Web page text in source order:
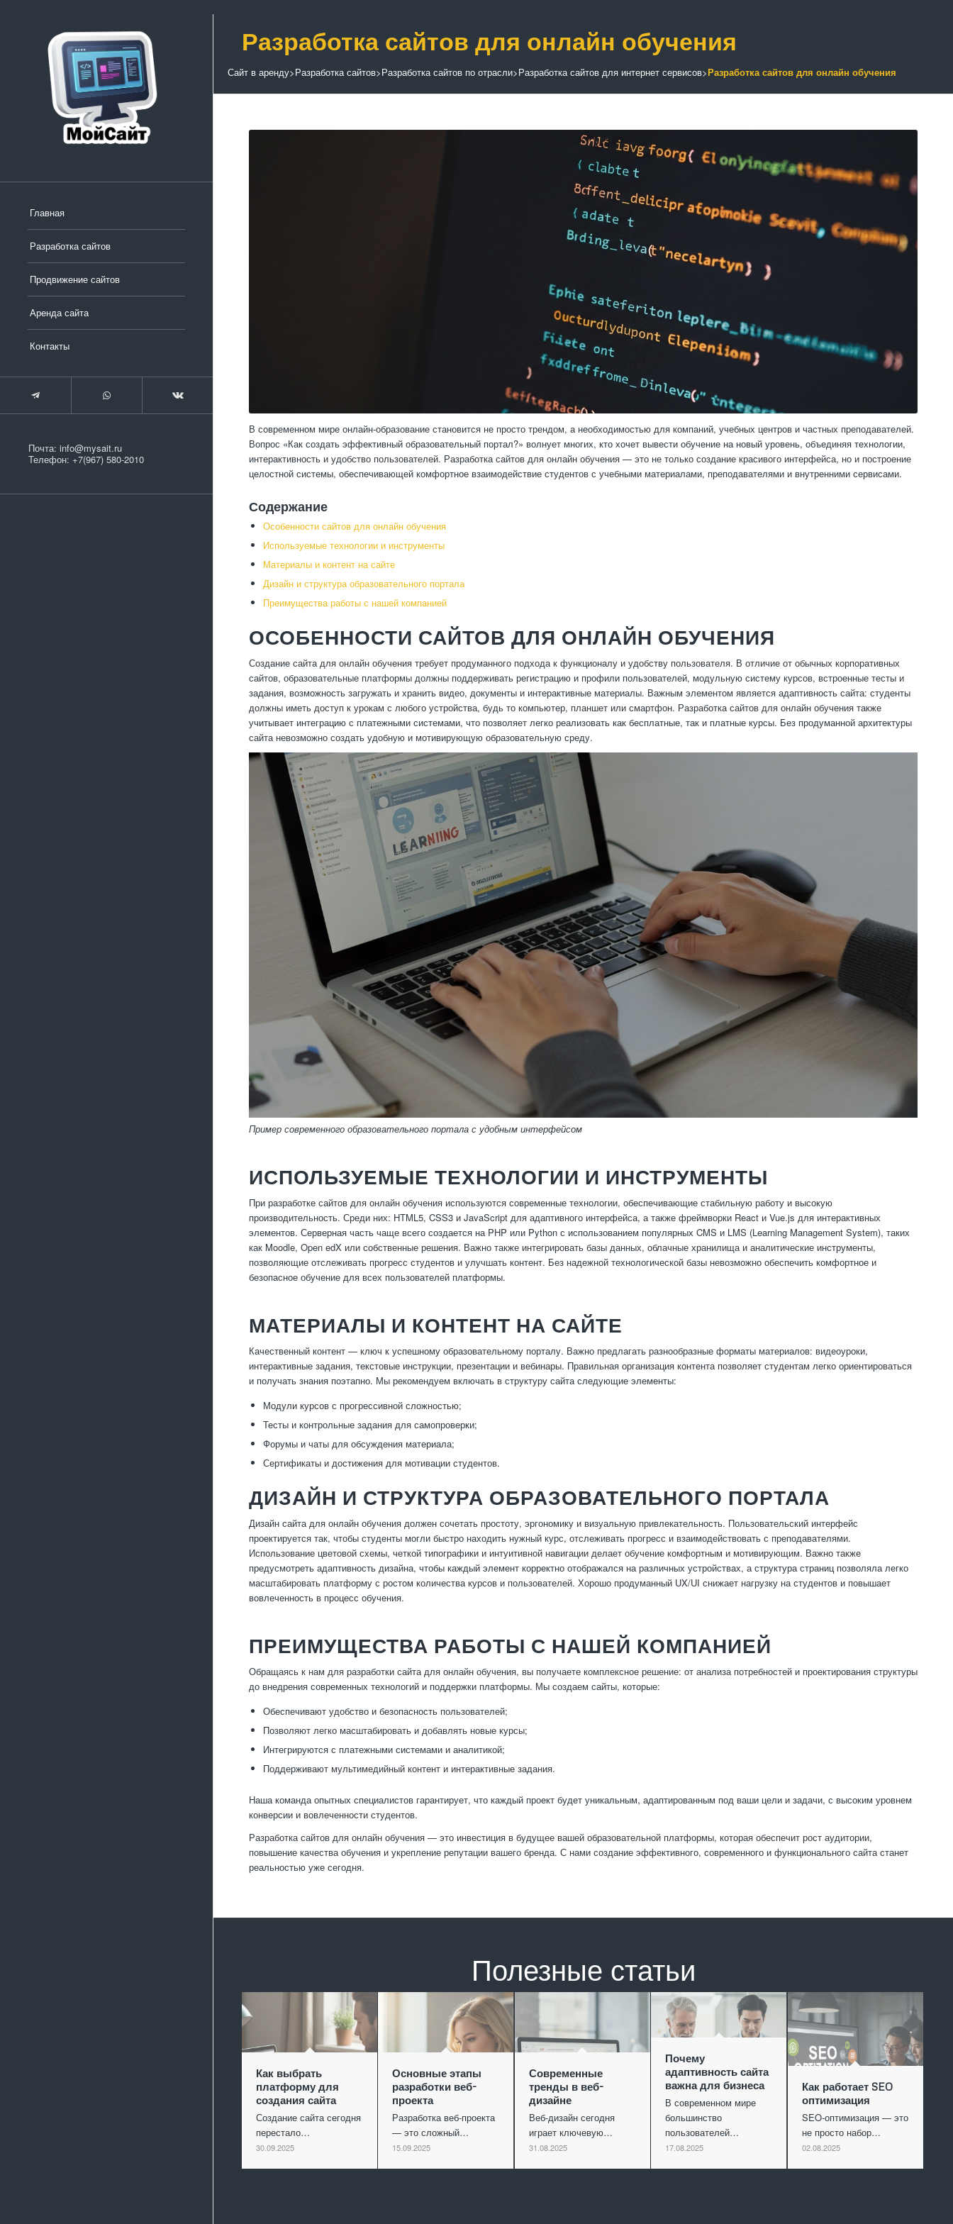
Главная
Разработка сайтов
Продвижение сайтов
Аренда сайта
Контакты
Почта: info@mysait.ru
Телефон: +7(967) 580-2010
Разработка сайтов для онлайн обучения
Сайт в аренду>Разработка сайтов>Разработка сайтов по отрасли>Разработка сайтов для интернет сервисов>Разработка сайтов для онлайн обучения
В современном мире онлайн-образование становится не просто трендом, а необходимостью для компаний, учебных центров и частных преподавателей.
Вопрос «Как создать эффективный образовательный портал?» волнует многих, кто хочет вывести обучение на новый уровень, объединяя технологии,
интерактивность и удобство пользователей. Разработка сайтов для онлайн обучения — это не только создание красивого интерфейса, но и построение
целостной системы, обеспечивающей комфортное взаимодействие студентов с учебными материалами, преподавателями и внутренними сервисами.
Содержание
Особенности сайтов для онлайн обучения
Используемые технологии и инструменты
Материалы и контент на сайте
Дизайн и структура образовательного портала
Преимущества работы с нашей компанией
ОСОБЕННОСТИ САЙТОВ ДЛЯ ОНЛАЙН ОБУЧЕНИЯ
Создание сайта для онлайн обучения требует продуманного подхода к функционалу и удобству пользователя. В отличие от обычных корпоративных
сайтов, образовательные платформы должны поддерживать регистрацию и профили пользователей, модульную систему курсов, встроенные тесты и
задания, возможность загружать и хранить видео, документы и интерактивные материалы. Важным элементом является адаптивность сайта: студенты
должны иметь доступ к урокам с любого устройства, будь то компьютер, планшет или смартфон. Разработка сайтов для онлайн обучения также
учитывает интеграцию с платежными системами, что позволяет легко реализовать как бесплатные, так и платные курсы. Без продуманной архитектуры
сайта невозможно создать удобную и мотивирующую образовательную среду.
Пример современного образовательного портала с удобным интерфейсом
ИСПОЛЬЗУЕМЫЕ ТЕХНОЛОГИИ И ИНСТРУМЕНТЫ
При разработке сайтов для онлайн обучения используются современные технологии, обеспечивающие стабильную работу и высокую
производительность. Среди них: HTML5, CSS3 и JavaScript для адаптивного интерфейса, а также фреймворки React и Vue.js для интерактивных
элементов. Серверная часть чаще всего создается на PHP или Python с использованием популярных CMS и LMS (Learning Management System), таких
как Moodle, Open edX или собственные решения. Важно также интегрировать базы данных, облачные хранилища и аналитические инструменты,
позволяющие отслеживать прогресс студентов и улучшать контент. Без надежной технологической базы невозможно обеспечить комфортное и
безопасное обучение для всех пользователей платформы.
МАТЕРИАЛЫ И КОНТЕНТ НА САЙТЕ
Качественный контент — ключ к успешному образовательному порталу. Важно предлагать разнообразные форматы материалов: видеоуроки,
интерактивные задания, текстовые инструкции, презентации и вебинары. Правильная организация контента позволяет студентам легко ориентироваться
и получать знания поэтапно. Мы рекомендуем включать в структуру сайта следующие элементы:
Модули курсов с прогрессивной сложностью;
Тесты и контрольные задания для самопроверки;
Форумы и чаты для обсуждения материала;
Сертификаты и достижения для мотивации студентов.
ДИЗАЙН И СТРУКТУРА ОБРАЗОВАТЕЛЬНОГО ПОРТАЛА
Дизайн сайта для онлайн обучения должен сочетать простоту, эргономику и визуальную привлекательность. Пользовательский интерфейс
проектируется так, чтобы студенты могли быстро находить нужный курс, отслеживать прогресс и взаимодействовать с преподавателями.
Использование цветовой схемы, четкой типографики и интуитивной навигации делает обучение комфортным и мотивирующим. Важно также
предусмотреть адаптивность дизайна, чтобы каждый элемент корректно отображался на различных устройствах, а структура страниц позволяла легко
масштабировать платформу с ростом количества курсов и пользователей. Хорошо продуманный UX/UI снижает нагрузку на студентов и повышает
вовлеченность в процесс обучения.
ПРЕИМУЩЕСТВА РАБОТЫ С НАШЕЙ КОМПАНИЕЙ
Обращаясь к нам для разработки сайта для онлайн обучения, вы получаете комплексное решение: от анализа потребностей и проектирования структуры
до внедрения современных технологий и поддержки платформы. Мы создаем сайты, которые:
Обеспечивают удобство и безопасность пользователей;
Позволяют легко масштабировать и добавлять новые курсы;
Интегрируются с платежными системами и аналитикой;
Поддерживают мультимедийный контент и интерактивные задания.
Наша команда опытных специалистов гарантирует, что каждый проект будет уникальным, адаптированным под ваши цели и задачи, с высоким уровнем
конверсии и вовлеченности студентов.
Разработка сайтов для онлайн обучения — это инвестиция в будущее вашей образовательной платформы, которая обеспечит рост аудитории,
повышение качества обучения и укрепление репутации вашего бренда. С нами создание эффективного, современного и функционального сайта станет
реальностью уже сегодня.
Полезные статьи
Как выбрать
платформу для
создания сайта
Создание сайта сегодня
перестало…
30.09.2025
Основные этапы
разработки веб-
проекта
Разработка веб-проекта
— это сложный…
15.09.2025
Современные
тренды в веб-
дизайне
Веб-дизайн сегодня
играет ключевую…
31.08.2025
Почему
адаптивность сайта
важна для бизнеса
В современном мире
большинство
пользователей…
17.08.2025
Как работает SEO
оптимизация
SEO-оптимизация — это
не просто набор…
02.08.2025